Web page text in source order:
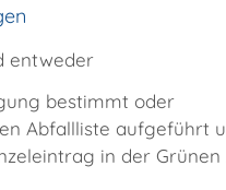
entweder
bestimmt oder
Abfallliste aufgeführt
in der